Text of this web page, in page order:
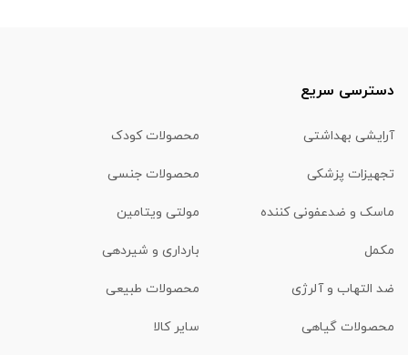
دسترسی سریع
آرایشی بهداشتی محصولات کودک
تجهیزات پزشکی محصولات جنسی
ماسک و ضدعفونی کننده مولتی ویتامین
مکمل بارداری و شیردهی
ضد التهاب و آلرژی محصولات طبیعی
محصولات گیاهی سایر کالا